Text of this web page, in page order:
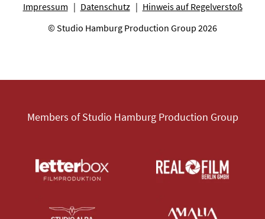
Impressum Datenschutz
Hinweis auf Regelverstoß
© Studio Hamburg Production Group 2026
Members of Studio Hamburg Production Group